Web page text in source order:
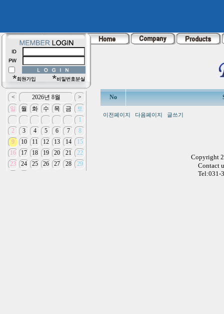
No
이전페이지 다음페이지 글쓰기
Copyright
Contact
Tel:031-